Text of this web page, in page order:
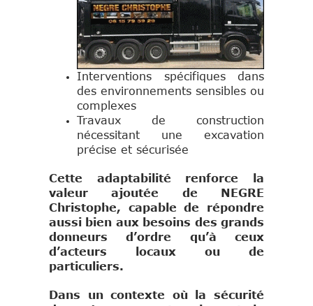
Interventions spécifiques dans
des environnements sensibles ou
complexes
Travaux de construction
nécessitant une excavation
précise et sécurisée
Cette adaptabilité renforce la
valeur ajoutée de NEGRE
Christophe, capable de répondre
aussi bien aux besoins des grands
donneurs d’ordre qu’à ceux
d’acteurs locaux ou de
particuliers.
Dans un contexte où la sécurité